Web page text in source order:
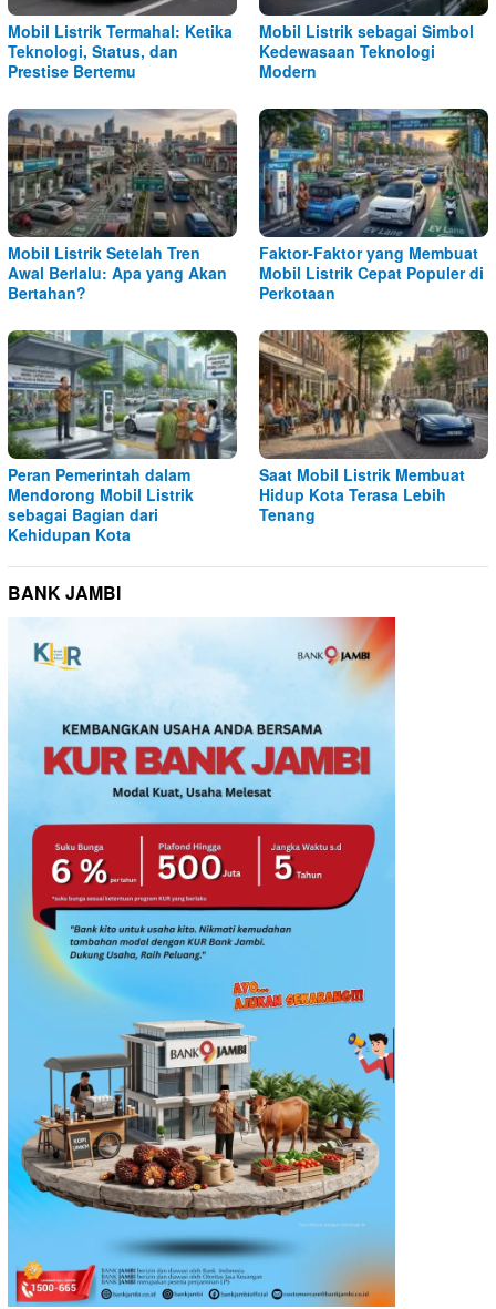
Mobil Listrik Termahal: Ketika
Teknologi, Status, dan
Prestise Bertemu
Mobil Listrik sebagai Simbol
Kedewasaan Teknologi
Modern
Mobil Listrik Setelah Tren
Awal Berlalu: Apa yang Akan
Bertahan?
Faktor-Faktor yang Membuat
Mobil Listrik Cepat Populer di
Perkotaan
Peran Pemerintah dalam
Mendorong Mobil Listrik
sebagai Bagian dari
Kehidupan Kota
Saat Mobil Listrik Membuat
Hidup Kota Terasa Lebih
Tenang
BANK JAMBI